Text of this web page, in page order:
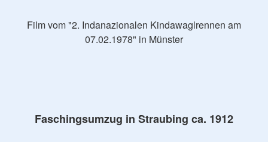
Film vom "2. Indanazionalen Kindawaglrennen am
07.02.1978" in Münster
Faschingsumzug in Straubing ca. 1912